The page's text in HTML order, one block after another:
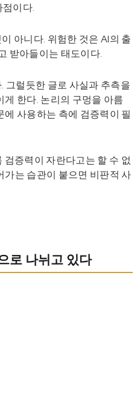
이다.
아니다. 위험한 것은 AI의 출
받아들이는 태도이다.
그럴듯한 글로 사실과 추측을
한다. 논리의 구멍을 아름
사용하는 측에 검증력이 필
증력이 자란다고는 할 수 없
가는 습관이 붙으면 비판적 사
로 나뉘고 있다